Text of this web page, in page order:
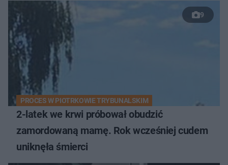
9
PROCES W PIOTRKOWIE TRYBUNALSKIM
2-latek we krwi próbował obudzić
zamordowaną mamę. Rok wcześniej cudem
uniknęła śmierci